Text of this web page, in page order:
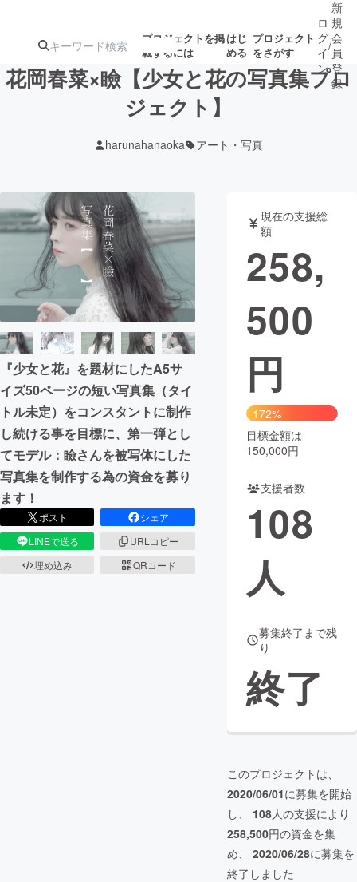
プロジェクトを掲
載するには
はじ
める
プロジェクト
をさがす
ターン
ジェクト
募集終了が近いプ
ロジェクト
アート・写真 音楽
テクノロジー・ガジェット ゲーム・サ
映像・映画
ビジネス・起業
まちづくり・地域活性化
CAMPFIRE for Social Good
CAMPFIRE Creation
CAMPFIREふるさと納税machi-ya コミュニティ
ロ
グ
イ
ン
/
新
規
会
員
登
録
花岡春菜×瞼【少女と花の写真集プロ
ジェクト】
harunahanaoka アート・写真
『少女と花』を題材にしたA5サ
イズ50ページの短い写真集（タイ
トル未定）をコンスタントに制作
し続ける事を目標に、第一弾とし
てモデル：瞼さんを被写体にした
写真集を制作する為の資金を募り
ます！
ポスト
シェア
LINEで送る
URLコピー
埋め込み
QRコード
現在の支援総
額
258,
500
円
172%
目標金額は
150,000円
支援者数
108
人
募集終了まで残
り
終了
このプロジェクトは、
2020/06/01に募集を開始
し、 108人の支援により
258,500円の資金を集
め、 2020/06/28に募集を
終了しました